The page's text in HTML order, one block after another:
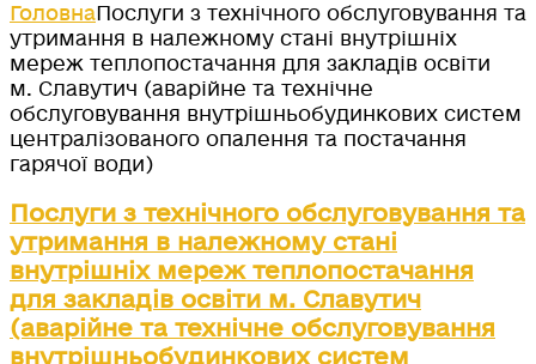
ГоловнаПослуги з технічного обслуговування та
утримання в належному стані внутрішніх
мереж теплопостачання для закладів освіти
м. Славутич (аварійне та технічне
обслуговування внутрішньобудинкових систем
централізованого опалення та постачання
гарячої води)
Послуги з технічного обслуговування та
утримання в належному стані
внутрішніх мереж теплопостачання
для закладів освіти м. Славутич
(аварійне та технічне обслуговування
внутрішньобудинкових систем